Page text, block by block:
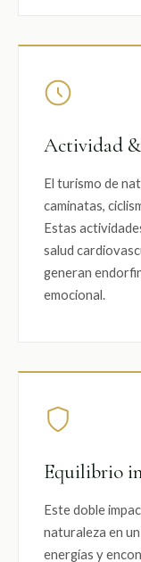
Actividad
El turismo de
caminatas,
Estas
salud
generan
emocional.
Equilibrio
Este doble
naturaleza en
energías y